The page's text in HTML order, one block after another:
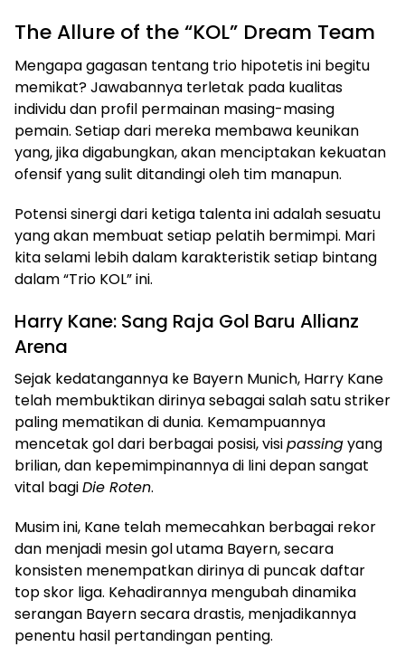
The Allure of the “KOL” Dream Team
Mengapa gagasan tentang trio hipotetis ini begitu
memikat? Jawabannya terletak pada kualitas
individu dan profil permainan masing-masing
pemain. Setiap dari mereka membawa keunikan
yang, jika digabungkan, akan menciptakan kekuatan
ofensif yang sulit ditandingi oleh tim manapun.
Potensi sinergi dari ketiga talenta ini adalah sesuatu
yang akan membuat setiap pelatih bermimpi. Mari
kita selami lebih dalam karakteristik setiap bintang
dalam “Trio KOL” ini.
Harry Kane: Sang Raja Gol Baru Allianz
Arena
Sejak kedatangannya ke Bayern Munich, Harry Kane
telah membuktikan dirinya sebagai salah satu striker
paling mematikan di dunia. Kemampuannya
mencetak gol dari berbagai posisi, visipassingyang
brilian, dan kepemimpinannya di lini depan sangat
vital bagiDie Roten.
Musim ini, Kane telah memecahkan berbagai rekor
dan menjadi mesin gol utama Bayern, secara
konsisten menempatkan dirinya di puncak daftar
top skor liga. Kehadirannya mengubah dinamika
serangan Bayern secara drastis, menjadikannya
penentu hasil pertandingan penting.